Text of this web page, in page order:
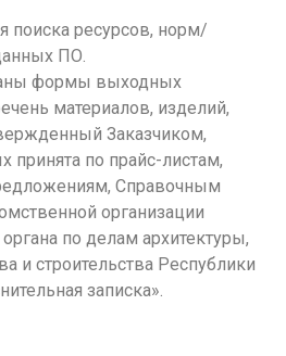
поиска ресурсов, норм/
ПО.
формы выходных
материалов, изделий,
Заказчиком,
принята по прайс-листам,
Справочным
организации
по делам архитектуры,
и строительства Республики
записка».